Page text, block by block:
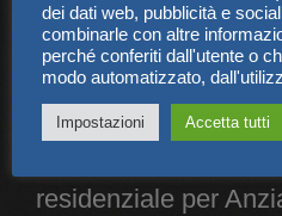
CHI SIAMO
L’Istituto di Riposo
residenziale per
dei dati web, pubblicità e
combinarle con altre
perché conferiti dall'utente o
modo automatizzato,
Impostazioni Accetta tutti